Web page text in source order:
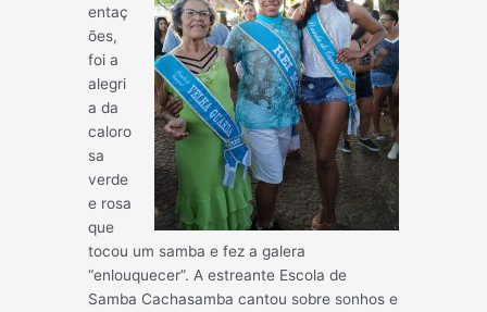
entaç
ões,
foi a
alegri
a da
caloro
sa
verde
e rosa
que
tocou um samba e fez a galera
“enlouquecer”. A estreante Escola de
Samba Cachasamba cantou sobre sonhos e